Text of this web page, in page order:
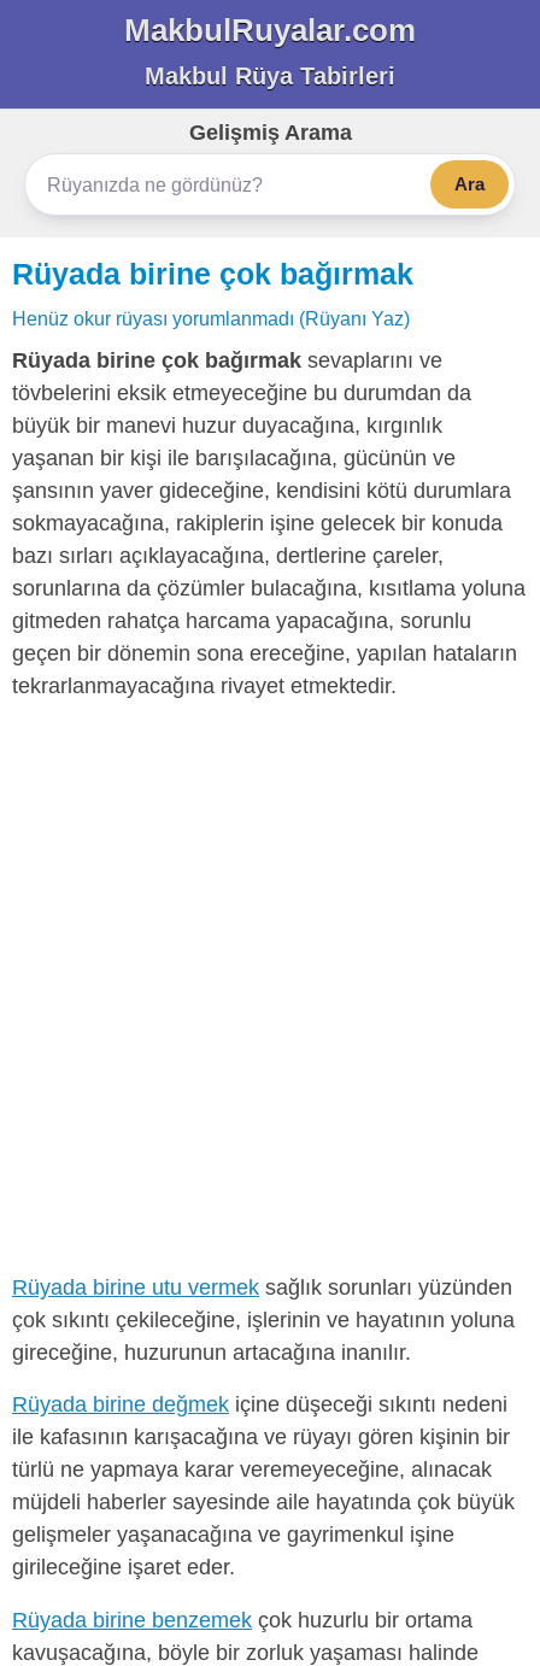
MakbulRuyalar.com
Makbul Rüya Tabirleri
Gelişmiş Arama
Ara
Rüyada birine çok bağırmak
Henüz okur rüyası yorumlanmadı (Rüyanı Yaz)
Rüyada birine çok bağırmak sevaplarını ve
tövbelerini eksik etmeyeceğine bu durumdan da
büyük bir manevi huzur duyacağına, kırgınlık
yaşanan bir kişi ile barışılacağına, gücünün ve
şansının yaver gideceğine, kendisini kötü durumlara
sokmayacağına, rakiplerin işine gelecek bir konuda
bazı sırları açıklayacağına, dertlerine çareler,
sorunlarına da çözümler bulacağına, kısıtlama yoluna
gitmeden rahatça harcama yapacağına, sorunlu
geçen bir dönemin sona ereceğine, yapılan hataların
tekrarlanmayacağına rivayet etmektedir.
Rüyada birine utu vermek sağlık sorunları yüzünden
çok sıkıntı çekileceğine, işlerinin ve hayatının yoluna
gireceğine, huzurunun artacağına inanılır.
Rüyada birine değmek içine düşeceği sıkıntı nedeni
ile kafasının karışacağına ve rüyayı gören kişinin bir
türlü ne yapmaya karar veremeyeceğine, alınacak
müjdeli haberler sayesinde aile hayatında çok büyük
gelişmeler yaşanacağına ve gayrimenkul işine
girileceğine işaret eder.
Rüyada birine benzemek çok huzurlu bir ortama
kavuşacağına, böyle bir zorluk yaşaması halinde